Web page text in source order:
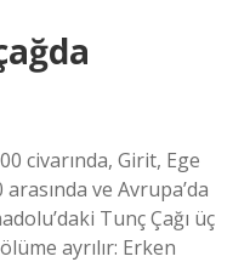
civarında, Girit, Ege
ve Avrupa’da
Tunç Çağı üç
ayrılır: Erken